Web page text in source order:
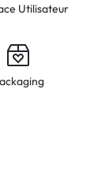
Utilisateur